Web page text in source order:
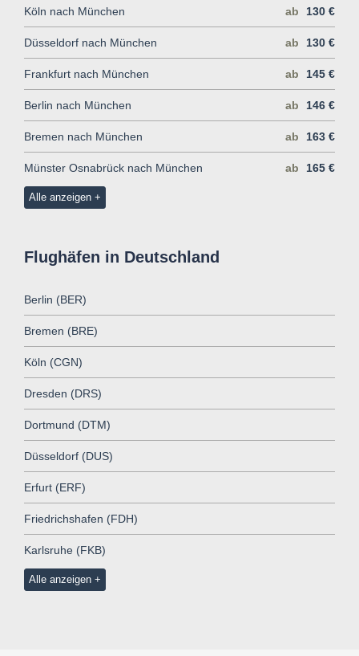
Köln nach München ab 130 €
Düsseldorf nach München ab 130 €
Frankfurt nach München ab 145 €
Berlin nach München ab 146 €
Bremen nach München ab 163 €
Münster Osnabrück nach München ab 165 €
Alle anzeigen
Flughäfen in Deutschland
Berlin (BER)
Bremen (BRE)
Köln (CGN)
Dresden (DRS)
Dortmund (DTM)
Düsseldorf (DUS)
Erfurt (ERF)
Friedrichshafen (FDH)
Karlsruhe (FKB)
Alle anzeigen